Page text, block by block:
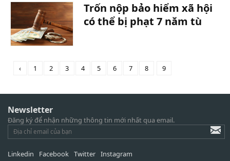
Trốn nộp bảo hiểm xã hội
có thể bị phạt 7 năm tù
‹ 1 2 3 4 5 6 7 8 9
Newsletter
Đăng ký để nhận những thông tin mới nhất qua email.
Linkedin Facebook Twitter Instagram